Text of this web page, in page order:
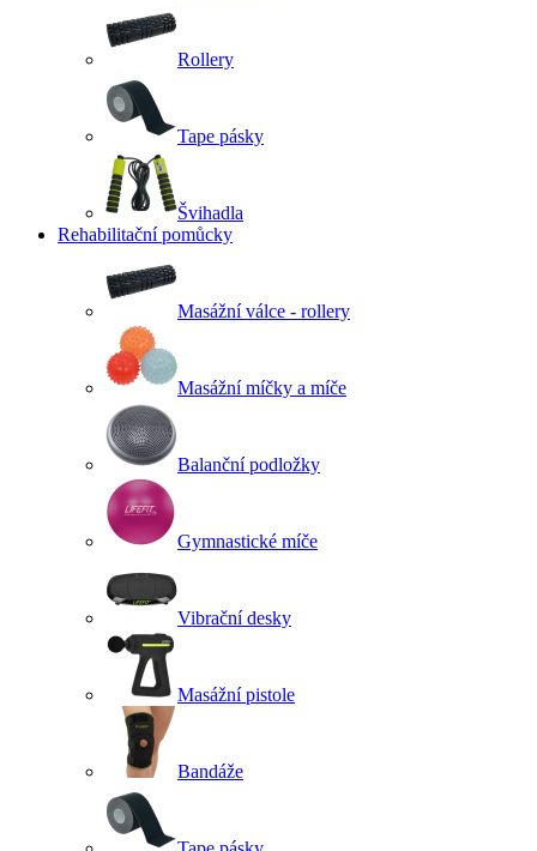
Rollery
Tape pásky
Švihadla
Rehabilitační pomůcky
Masážní válce - rollery
Masážní míčky a míče
Balanční podložky
Gymnastické míče
Vibrační desky
Masážní pistole
Bandáže